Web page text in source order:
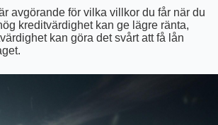
avgörande för vilka villkor du får när du
kreditvärdighet kan ge lägre ränta,
kan göra det svårt att få lån